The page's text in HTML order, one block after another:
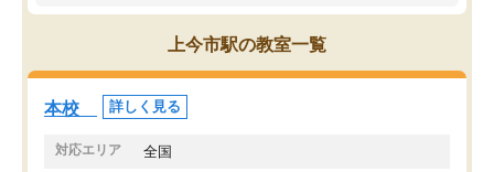
かと思った。
常に効果を実感している
すめできる塾です。
上今市駅の教室一覧
本校 詳しく見る
対応エリア 全国